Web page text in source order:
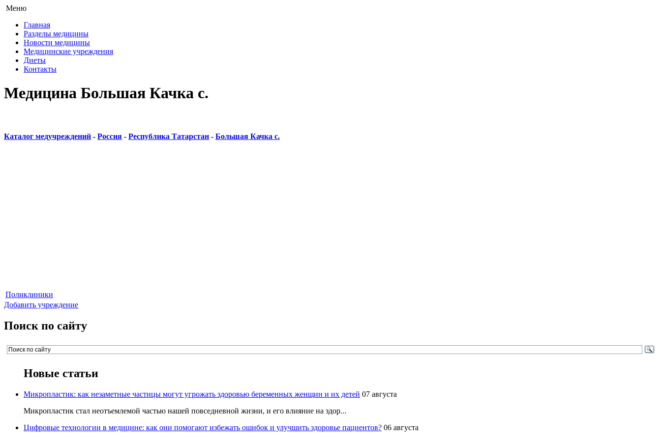
Меню
Главная
Разделы медицины
Новости медицины
Медицинские учреждения
Диеты
Контакты
Медицина Большая Качка с.
Каталог медучреждений - Россия - Республика Татарстан - Большая Качка с.
Поликлиники
Добавить учреждение
Поиск по сайту
Новые статьи
Микропластик: как незаметные частицы могут угрожать здоровью беременных женщин и их детей 07 августа
Микропластик стал неотъемлемой частью нашей повседневной жизни, и его влияние на здор...
Цифровые технологии в медицине: как они помогают избежать ошибок и улучшить здоровье пациентов? 06 августа